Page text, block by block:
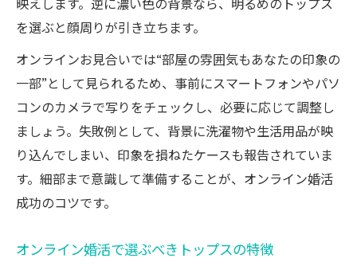
映えします。逆に濃い色の背景なら、明るめのトップス
を選ぶと顔周りが引き立ちます。
オンラインお見合いでは“部屋の雰囲気もあなたの印象の
一部”として見られるため、事前にスマートフォンやパソ
コンのカメラで写りをチェックし、必要に応じて調整し
ましょう。失敗例として、背景に洗濯物や生活用品が映
り込んでしまい、印象を損ねたケースも報告されていま
す。細部まで意識して準備することが、オンライン婚活
成功のコツです。
オンライン婚活で選ぶべきトップスの特徴